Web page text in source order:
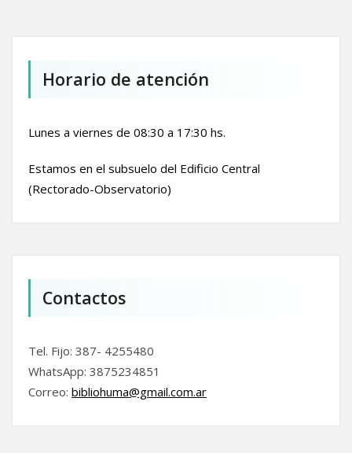
Horario de atención
Lunes a viernes de 08:30 a 17:30 hs.
Estamos en el subsuelo del Edificio Central
(Rectorado-Observatorio)
Contactos
Tel. Fijo: 387- 4255480
WhatsApp: 3875234851
Correo: bibliohuma@gmail.com.ar